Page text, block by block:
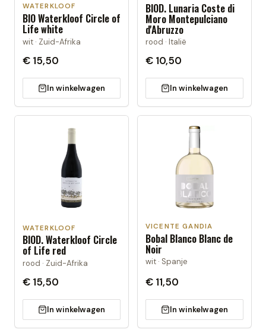
WATERKLOOF
BIO Waterkloof Circle of
Life white
wit · Zuid-Afrika
€ 15,50
In winkelwagen
BIOD. Lunaria Coste di
Moro Montepulciano
d'Abruzzo
rood · Italië
€ 10,50
In winkelwagen
WATERKLOOF
BIOD. Waterkloof Circle
of Life red
rood · Zuid-Afrika
€ 15,50
In winkelwagen
VICENTE GANDIA
Bobal Blanco Blanc de
Noir
wit · Spanje
€ 11,50
In winkelwagen